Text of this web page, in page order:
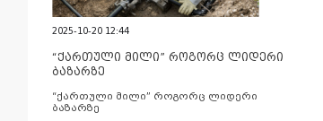
2025-10-20 12:44
“ქართული მილი” როგორც ლიდერი
ბაზარზე
“ქართული მილი” როგორც ლიდერი
ბაზარზე